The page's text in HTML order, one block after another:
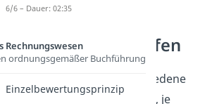
Arten von Hilfsstoffen
Hilfsstoffe können in verschiedene
Kategorien eingeteilt werden, je
6/6 – Dauer: 02:35
Rechnungswesen
ordnungsgemäßer Buchführung
Einzelbewertungsprinzip